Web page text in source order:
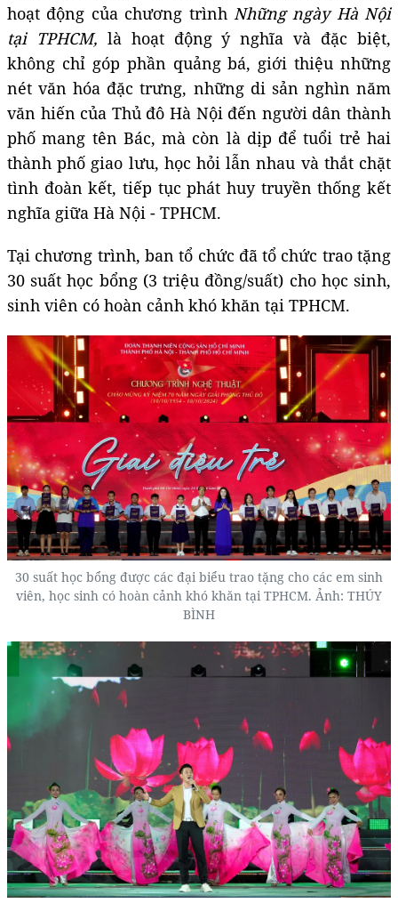
hoạt động của chương trình Những ngày Hà Nội
tại TPHCM, là hoạt động ý nghĩa và đặc biệt,
không chỉ góp phần quảng bá, giới thiệu những
nét văn hóa đặc trưng, những di sản nghìn năm
văn hiến của Thủ đô Hà Nội đến người dân thành
phố mang tên Bác, mà còn là dịp để tuổi trẻ hai
thành phố giao lưu, học hỏi lẫn nhau và thắt chặt
tình đoàn kết, tiếp tục phát huy truyền thống kết
nghĩa giữa Hà Nội - TPHCM.
Tại chương trình, ban tổ chức đã tổ chức trao tặng
30 suất học bổng (3 triệu đồng/suất) cho học sinh,
sinh viên có hoàn cảnh khó khăn tại TPHCM.
30 suất học bổng được các đại biểu trao tặng cho các em sinh
viên, học sinh có hoàn cảnh khó khăn tại TPHCM. Ảnh: THÚY
BÌNH